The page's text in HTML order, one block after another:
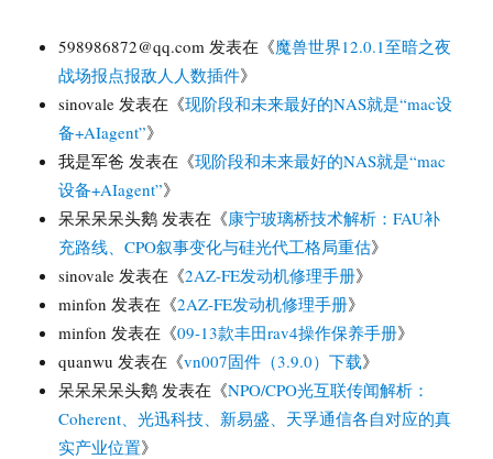
598986872@qq.com 发表在《魔兽世界12.0.1至暗之夜
战场报点报敌人人数插件》
sinovale 发表在《现阶段和未来最好的NAS就是“mac设
备+AIagent”》
我是军爸 发表在《现阶段和未来最好的NAS就是“mac
设备+AIagent”》
呆呆呆呆头鹅 发表在《康宁玻璃桥技术解析：FAU补
充路线、CPO叙事变化与硅光代工格局重估》
sinovale 发表在《2AZ-FE发动机修理手册》
minfon 发表在《2AZ-FE发动机修理手册》
minfon 发表在《09-13款丰田rav4操作保养手册》
quanwu 发表在《vn007固件（3.9.0）下载》
呆呆呆呆头鹅 发表在《NPO/CPO光互联传闻解析：
Coherent、光迅科技、新易盛、天孚通信各自对应的真
实产业位置》